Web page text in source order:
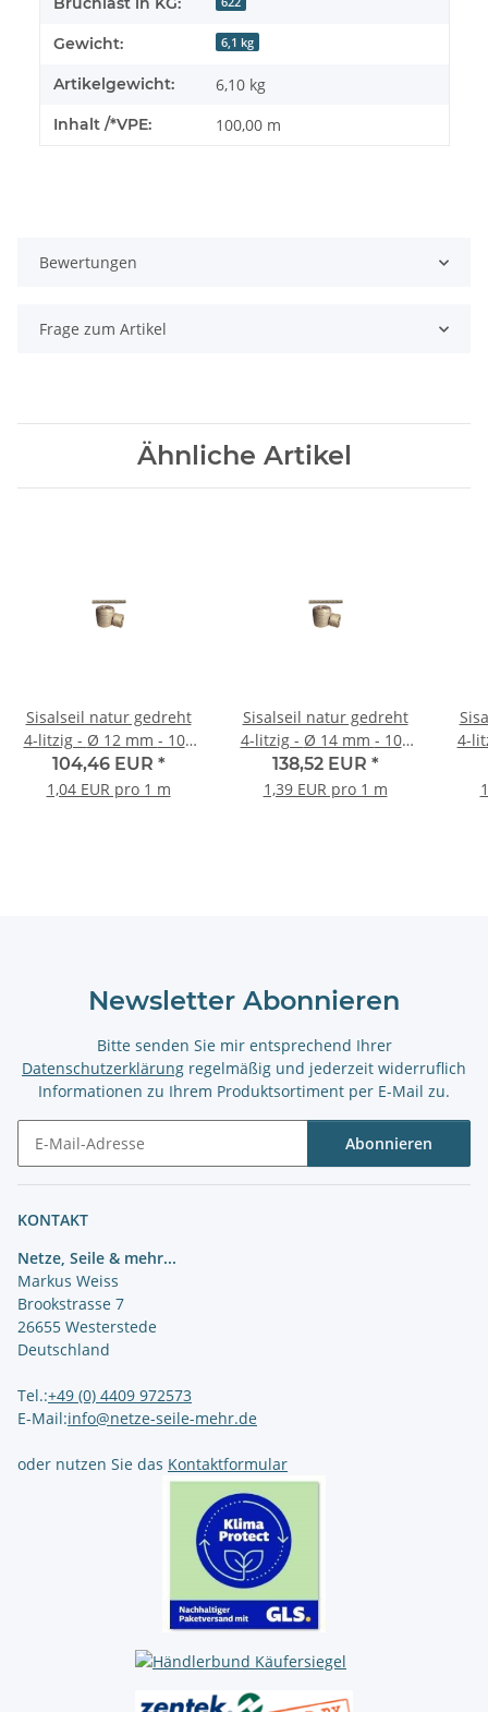
Gewicht: 6,1 kg
Artikelgewicht: 6,10 kg
Inhalt /*VPE: 100,00 m
Bewertungen
Frage zum Artikel
Ähnliche Artikel
Sisalseil natur gedreht
4-litzig - Ø 12 mm - 100
Meter Rolle
104,46 EUR *
1,04 EUR pro 1 m
Sisalseil natur gedreht
4-litzig - Ø 14 mm - 100
Meter Rolle
138,52 EUR *
1,39 EUR pro 1 m
4-litzig - Ø
Newsletter Abonnieren
Bitte senden Sie mir entsprechend Ihrer
Datenschutzerklärung regelmäßig und jederzeit widerruflich
Informationen zu Ihrem Produktsortiment per E-Mail zu.
Abonnieren
KONTAKT
Netze, Seile & mehr...
Markus Weiss
Brookstrasse 7
26655 Westerstede
Deutschland
Tel.:+49 (0) 4409 972573
E-Mail:info@netze-seile-mehr.de
oder nutzen Sie das Kontaktformular